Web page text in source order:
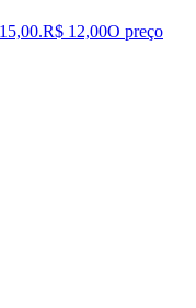
R$ 12,00O preço